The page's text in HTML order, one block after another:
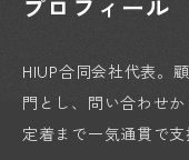
プロフィール
HIUP合同会社代表。
門とし、問い合わせ
定着まで一気通貫で支